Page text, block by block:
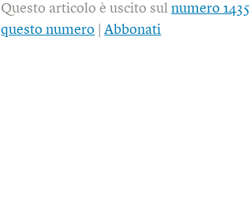
Questo articolo è uscito sulnumero 1435
questo numero |Abbonati